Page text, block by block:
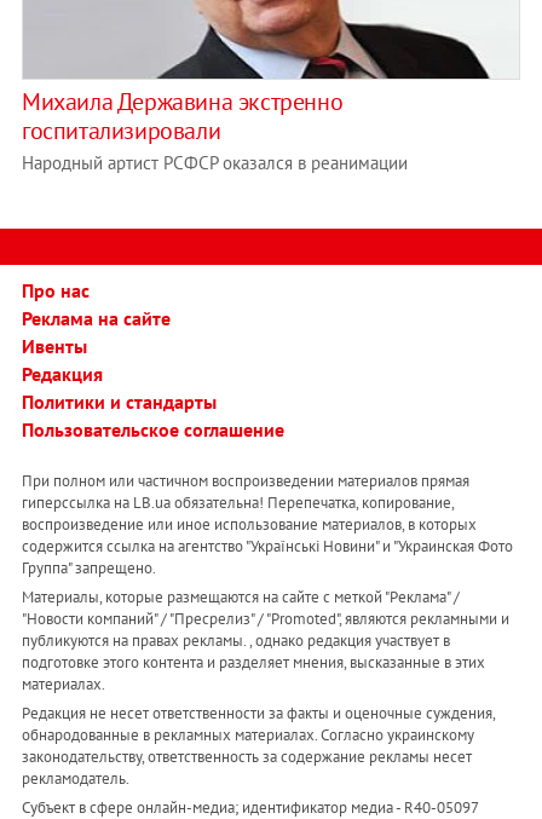
Михаила Державина экстренно
госпитализировали
Народный артист РСФСР оказался в реанимации
Про нас
Реклама на сайте
Ивенты
Редакция
Политики и стандарты
Пользовательское соглашение
При полном или частичном воспроизведении материалов прямая
гиперссылка на LB.ua обязательна! Перепечатка, копирование,
воспроизведение или иное использование материалов, в которых
содержится ссылка на агентство "Українськi Новини" и "Украинская Фото
Группа" запрещено.
Материалы, которые размещаются на сайте с меткой "Реклама" /
"Новости компаний" / "Пресрелиз" / "Promoted", являются рекламными и
публикуются на правах рекламы. , однако редакция участвует в
подготовке этого контента и разделяет мнения, высказанные в этих
материалах.
Редакция не несет ответственности за факты и оценочные суждения,
обнародованные в рекламных материалах. Согласно украинскому
законодательству, ответственность за содержание рекламы несет
рекламодатель.
Субъект в сфере онлайн-медиа; идентификатор медиа - R40-05097